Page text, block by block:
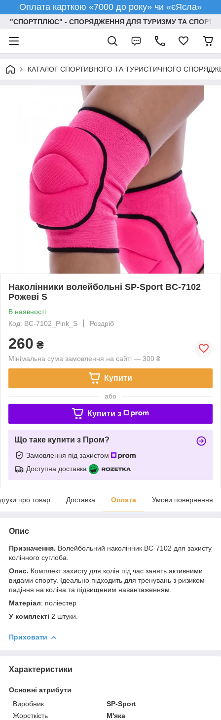
Оплата карткою «7000 до року» чи «єЯсла»
"СПОРТПЛЮС" - СПОРЯДЖЕННЯ ДЛЯ ТУРИЗМУ ТА СПОРТУ
КАТАЛОГ СПОРТИВНОГО ТА ТУРИСТИЧНОГО
Наколінники волейбольні SP-Sport BC-7102
Рожеві S
В наявності
Код: BC-7102_Pink_S
Роздріб
260 ₴
Мінімальна сума замовлення на сайті — 300 ₴
Купити
або
Купити з
Що таке купити з Пром?
Замовлення під захистом
Доступна доставка
про товар Доставка Оплата Умови повернення
Опис
Призначення. Волейбольний наколінник BC-7102 для захисту
колінного суглоба.
Опис. Комплект захисту для колін під час занять активними
видами спорту. Ідеально підходить для тренувань з ризиком
падіння на коліна та підвищеним навантаженням.
Матеріал: поліестер
У комплекті 2 штуки.
Приховати
Характеристики
Основні атрибути
Виробник
SP-Sport
Жорсткість
М'яка